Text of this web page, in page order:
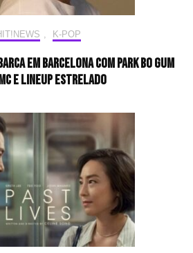
K-POP
em Barcelona com Park Bo Gum
e lineup estrelado